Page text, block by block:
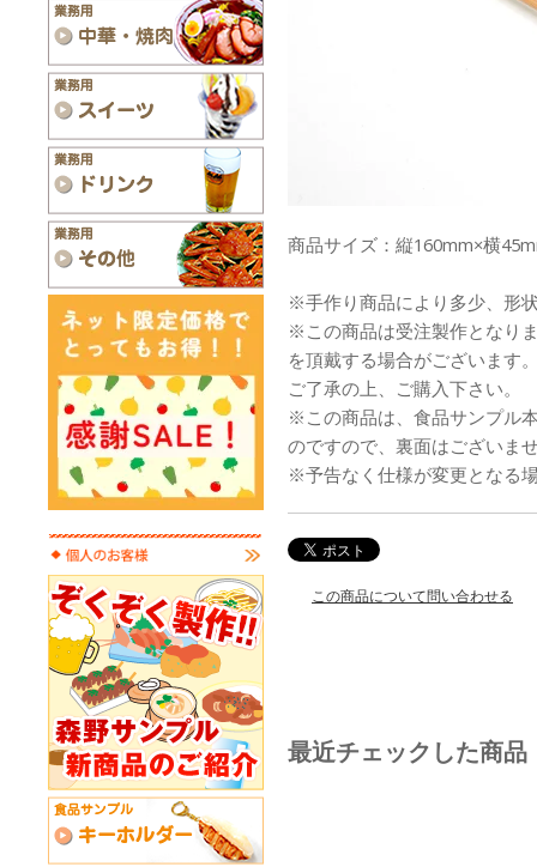
商品サイズ：縦160mm×横
※手作り商品により多少、形
※この商品は受注製作となり
を頂戴する場合がございます
ご了承の上、ご購入下さい。
※この商品は、食品サンプル
のですので、裏面はございま
※予告なく仕様が変更となる
この商品について問い合わせる
最近チェックした商品